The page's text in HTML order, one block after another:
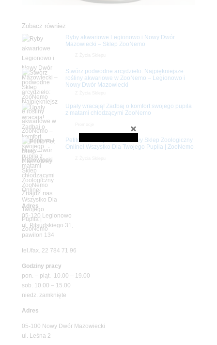
Zobacz również
Ryby akwariowe Legionowo i Nowy Dwór
Mazowiecki – Sklep ZooNemo
Stwórz podwodne arcydzieło: Najpiękniejsze
rośliny akwariowe w ZooNemo – Legionowo i
Nowy Dwór Mazowiecki
Upały wracają! Zadbaj o komfort swojego pupila
z matami chłodzącymi ZooNemo
Petito Pet Shop – Internetowy Sklep Zoologiczny
Online! Wszystko Dla Twojego Pupila | ZooNemo
Znajdź nas
Adres
05-120 Legionowo
ul. Piłsudskiego 31,
pawilon 134
tel./fax. 22 784 71 96
Godziny pracy
pon. – piąt. 10.00 – 19.00
sob. 10.00 – 15.00
niedz. zamknięte
Adres
05-100 Nowy Dwór Mazowiecki
ul. Leśna 2